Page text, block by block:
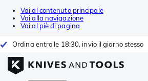
Vai al contenuto principale
Vai alla navigazione
Vai al piè di pagina
Ordina entro le 18:30, invio il giorno stesso